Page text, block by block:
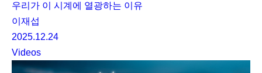
우리가 이 시계에 열광하는 이유
이재섭
2025.12.24
Videos